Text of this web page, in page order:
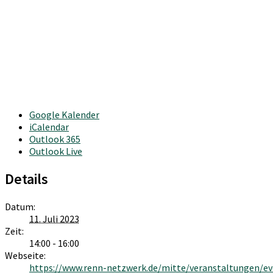
Google Kalender
iCalendar
Outlook 365
Outlook Live
Details
Datum:
11. Juli 2023
Zeit:
14:00 - 16:00
Webseite:
https://www.renn-netzwerk.de/mitte/veranstaltungen/